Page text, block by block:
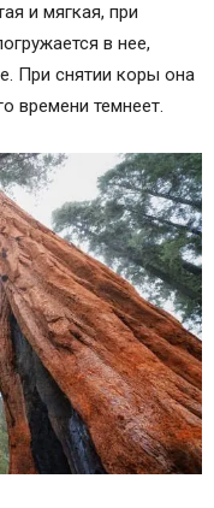
и мягкая, при
в нее,
При снятии коры она
времени темнеет.